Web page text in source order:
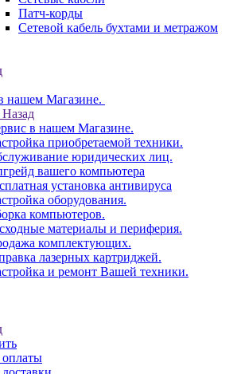
Патч-корды
Сетевой кабель бухтами и метражом
нашем Магазине.
Назад
в нашем Магазине.
приобретаемой техники.
юридических лиц.
вашего компьютера
установка антивируса
оборудования.
компьютеров.
материалы и периферия.
комплектующих.
лазерных картриджей.
и ремонт Вашей техники.
оплаты